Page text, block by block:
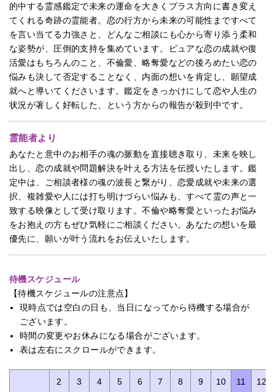
的中する霊感鑑定で未来の運命を大きくプラス方向に書き変え
てくれる奇跡の霊能者。恋の行方から未来の可能性まですべて
を言い当てる力強さと、どんなご相談にも心から寄り添う柔和
な姿勢が、圧倒的支持を集めています。ピュアな恋の成就や復
活愛はもちろんのこと、不倫愛、略奪愛などの後ろめたい恋の
悩みも決して否定することなく、内面の想いを肯定し、願望成
就へと導いてくださいます。鑑定をきっかけにして恋や人生の
状況が著しく好転した、という方からの報告が殺到中です。
霊能者より
あなたと意中のお相手の魂の脈動を直接聴き取り、未来を映し
出し、恋の成就や問題解決を叶える方法を伝授いたします。鑑
定中は、ご相談者様の魂の波長と繋がり、恋愛成就や未来の選
択、複雑愛や人には打ち明けづらい悩みも、すべて霊の声と一
致する映像として受け取ります。不倫や略奪愛といったお悩み
をお抱えの方もぜひ気軽にご相談ください。あなたの想いを最
優先に、願いが叶う流れをお伝えいたします。
待機スケジュール
【待機スケジュールの注意点】
現時点では空白の日も、当日になってから待機する場合が
ございます。
時間の変更やお休みになる場合がございます。
表は左右にスクロールができます。
2 3 4 5 6 7 8 9 10 11 12